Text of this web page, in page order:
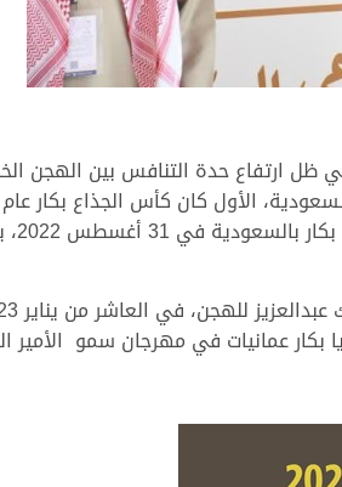
الهجن 2022-2023، وهو رقم ليس بقليل في ظل ارتفاع حدة
الأول كان كأس الجذاع بكار
مهرجان
بكار عمانيات في مهرجان سمو الأمير